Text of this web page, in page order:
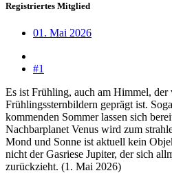
Registriertes Mitglied
01. Mai 2026
#1
Es ist Frühling, auch am Himmel, der
Frühlingssternbildern geprägt ist.
kommenden Sommer lassen sich
Nachbarplanet Venus wird zum
Mond und Sonne ist aktuell kein
nicht der Gasriese Jupiter, der sich
zurückzieht. (1. Mai 2026)